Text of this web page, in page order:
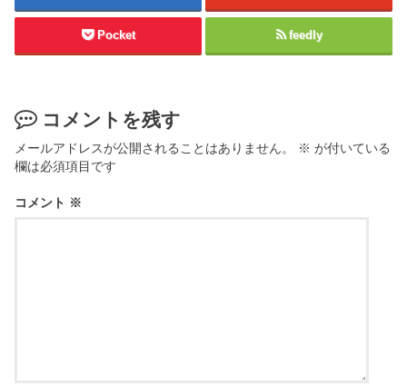
Pocket feedly
コメントを残す
メールアドレスが公開されることはありません。 ※ が付いている
欄は必須項目です
コメント ※